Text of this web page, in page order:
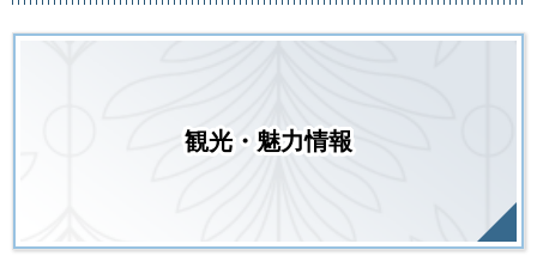
観光・魅力情報